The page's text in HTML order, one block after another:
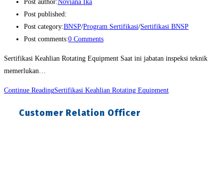
Post author:Noviana Ika
Post published:
Post category:BNSP/Program Sertifikasi/Sertifikasi BNSP
Post comments:0 Comments
Sertifikasi Keahlian Rotating Equipment Saat ini jabatan inspeksi
memerlukan…
Continue ReadingSertifikasi Keahlian Rotating Equipment
Customer Relation Officer